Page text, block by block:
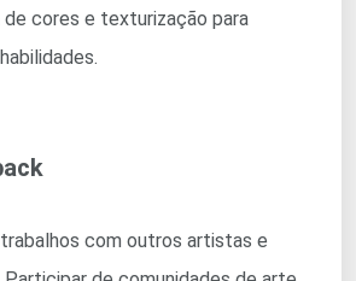
cores e texturização para
com outros artistas e